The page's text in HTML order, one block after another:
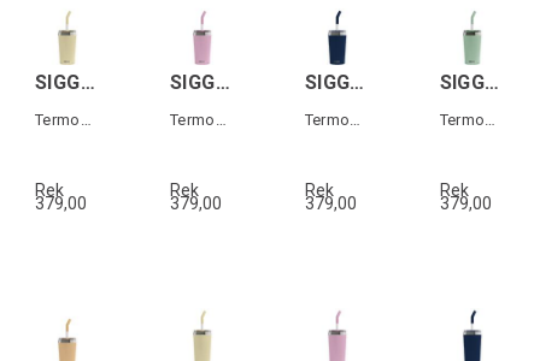
SIGG HELIA TRAVEL MUG Gul 0,45 L
Rek
379,00
SIGG HELIA TRAVEL MUG Rosa 0,45 L
Rek
379,00
SIGG HELIA TRAVEL MUG Mörkblå 0,45 L
Rek
379,00
SIGG HELIA TRAVEL MUG Grön 0,45 L
Rek
379,00